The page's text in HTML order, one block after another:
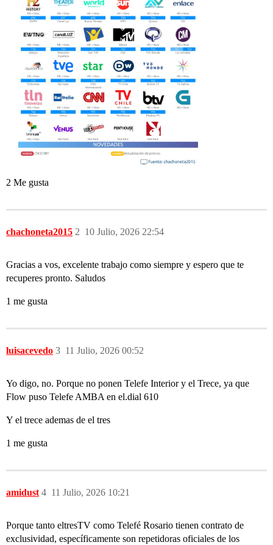
2 Me gusta
chachoneta2015 10 Julio, 2026 22:54
2
Gracias a vos, excelente trabajo como siempre y espero que te
recuperes pronto. Saludos
1 me gusta
luisacevedo 11 Julio, 2026 00:52
3
Yo digo, no. Porque no ponen Telefe Interior y el Trece, ya que
Flow puso Telefe AMBA en el.dial 610
Y el trece ademas de el tres
1 me gusta
amidust 11 Julio, 2026 10:21
4
Porque tanto eltresTV como Telefé Rosario tienen contrato de
exclusividad, específicamente son repetidoras oficiales de los